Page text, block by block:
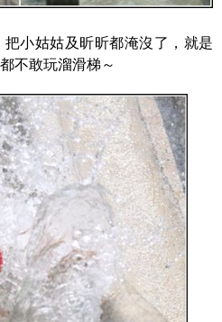
小姑姑及昕昕都淹沒了，就是
不敢玩溜滑梯～